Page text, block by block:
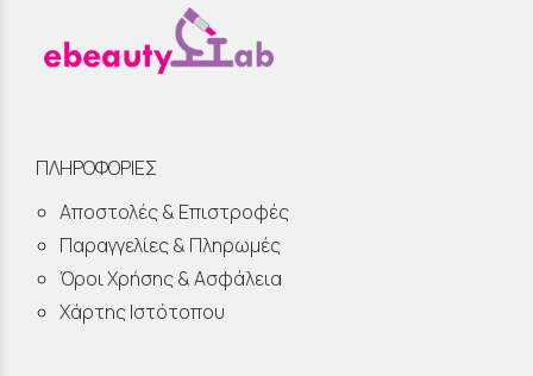
ΠΛΗΡΟΦΟΡΙΕΣ
Αποστολές & Επιστροφές
Παραγγελίες & Πληρωμές
Όροι Χρήσης & Ασφάλεια
Χάρτης Ιστότοπου